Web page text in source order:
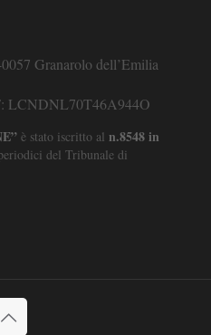
Granarolo dell’Emilia
LCNDNL70T46A944O
è stato iscritto al n.8548 in
del Tribunale di